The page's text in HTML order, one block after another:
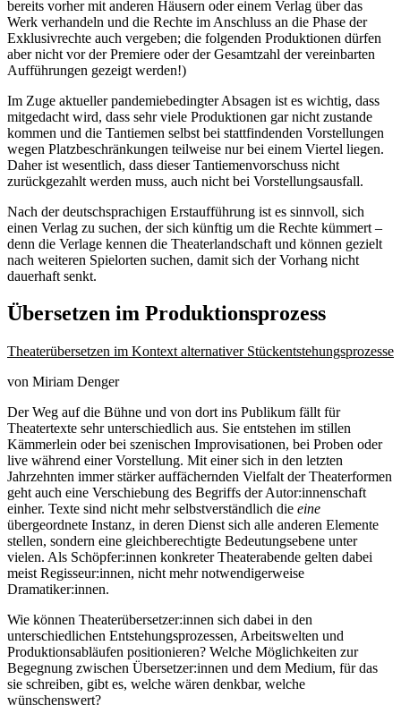
bereits vorher mit anderen Häusern oder einem Verlag über das
Werk verhandeln und die Rechte im Anschluss an die Phase der
Exklusivrechte auch vergeben; die folgenden Produktionen dürfen
aber nicht vor der Premiere oder der Gesamtzahl der vereinbarten
Aufführungen gezeigt werden!)
Im Zuge aktueller pandemiebedingter Absagen ist es wichtig, dass
mitgedacht wird, dass sehr viele Produktionen gar nicht zustande
kommen und die Tantiemen selbst bei stattfindenden Vorstellungen
wegen Platzbeschränkungen teilweise nur bei einem Viertel liegen.
Daher ist wesentlich, dass dieser Tantiemenvorschuss nicht
zurückgezahlt werden muss, auch nicht bei Vorstellungsausfall.
Nach der deutschsprachigen Erstaufführung ist es sinnvoll, sich
einen Verlag zu suchen, der sich künftig um die Rechte kümmert –
denn die Verlage kennen die Theaterlandschaft und können gezielt
nach weiteren Spielorten suchen, damit sich der Vorhang nicht
dauerhaft senkt.
Übersetzen im Produktionsprozess
Theaterübersetzen im Kontext alternativer Stückentstehungsprozesse
von Miriam Denger
Der Weg auf die Bühne und von dort ins Publikum fällt für
Theatertexte sehr unterschiedlich aus. Sie entstehen im stillen
Kämmerlein oder bei szenischen Improvisationen, bei Proben oder
live während einer Vorstellung. Mit einer sich in den letzten
Jahrzehnten immer stärker auffächernden Vielfalt der Theaterformen
geht auch eine Verschiebung des Begriffs der Autor:innenschaft
einher. Texte sind nicht mehr selbstverständlich die eine
übergeordnete Instanz, in deren Dienst sich alle anderen Elemente
stellen, sondern eine gleichberechtigte Bedeutungsebene unter
vielen. Als Schöpfer:innen konkreter Theaterabende gelten dabei
meist Regisseur:innen, nicht mehr notwendigerweise
Dramatiker:innen.
Wie können Theaterübersetzer:innen sich dabei in den
unterschiedlichen Entstehungsprozessen, Arbeitswelten und
Produktionsabläufen positionieren? Welche Möglichkeiten zur
Begegnung zwischen Übersetzer:innen und dem Medium, für das
sie schreiben, gibt es, welche wären denkbar, welche
wünschenswert?